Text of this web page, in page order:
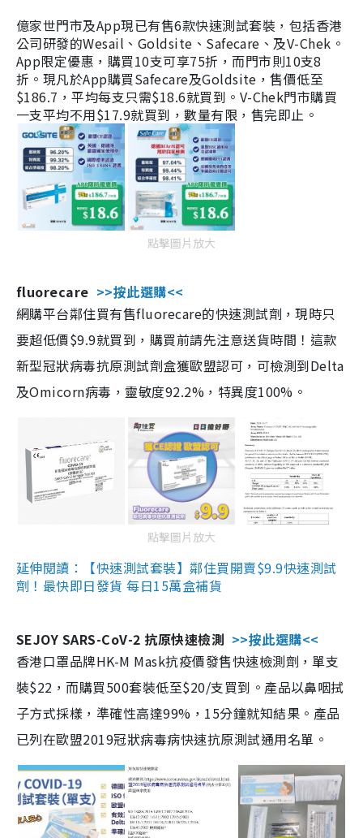
億家世門市及App現已有售6款快速測試套裝，包括香港
公司研發的Wesail、Goldsite、Safecare、及V-Chek。
App限定優惠，購買10支可享75折，而門市則10支8
折。現凡於App購買Safecare及Goldsite，售價低至
$186.7，平均每支只需$18.6就買到。V-Chek門市購買
一支平均不用$17.9就買到，數量有限，售完即止。
點擊圖片放大
fluorecare >>按此選購<<
網購平台鄰住買有售fluorecare的快速測試劑，現時只
要超低價$9.9就買到，購買前請先注意送貨時間！這款
新型冠狀病毒抗原測試劑盒獲歐盟認可，可檢測到Delta
及Omicorn病毒，靈敏度92.2%，特異度100%。
點擊圖片放大
延伸閱讀：【快速測試套裝】鄰住買開賣$9.9快速測試
劑！最快即日發貨 每日15萬盒補貨
SEJOY SARS-CoV-2 抗原快速檢測 >>按此選購<<
香港口罩品牌HK-M Mask抗疫價發售快速檢測劑，單支
裝$22，而購買500套裝低至$20/支買到。產品以鼻咽拭
子方式採樣，準確性高達99%，15分鐘就知結果。產品
已列在歐盟2019冠狀病毒病快速抗原測試通用名單。